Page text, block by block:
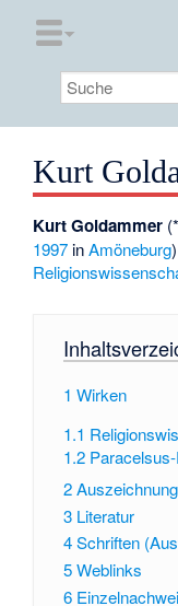
Kurt
Kurt Goldammer
1997 inAmöneburg
1 Wirken
1.1
1.2
2
3 Literatur
4Schriften
5Weblinks
6